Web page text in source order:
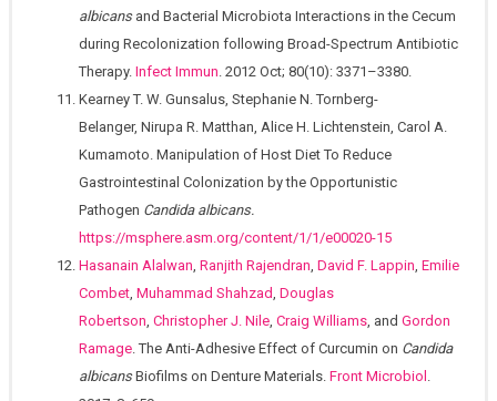
albicansand Bacterial Microbiota Interactions in the Cecum
during Recolonization following Broad-Spectrum Antibiotic
Therapy. Infect Immun . 2012 Oct; 80(10): 3371–3380.
Kearney T. W. Gunsalus, Stephanie N. Tornberg-
Belanger, Nirupa R. Matthan, Alice H. Lichtenstein, Carol A.
Kumamoto. Manipulation of Host Diet To Reduce
Gastrointestinal Colonization by the Opportunistic
Pathogen Candida albicans.
https://msphere.asm.org/content/1/1/e00020-15
Hasanain Alalwan Ranjith Rajendran David F. Lappin Emilie
Combet Muhammad Shahzad Douglas
Robertson Christopher J. Nile Craig Williams , and Gordon
Ramage . The Anti-Adhesive Effect of Curcumin on Candida
albicansBiofilms on Denture Materials. Front Microbiol